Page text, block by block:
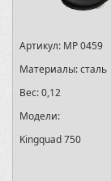
Артикул: MP 0459
Материалы:сталь
Вес:0,12
Модели:
Kingquad 750